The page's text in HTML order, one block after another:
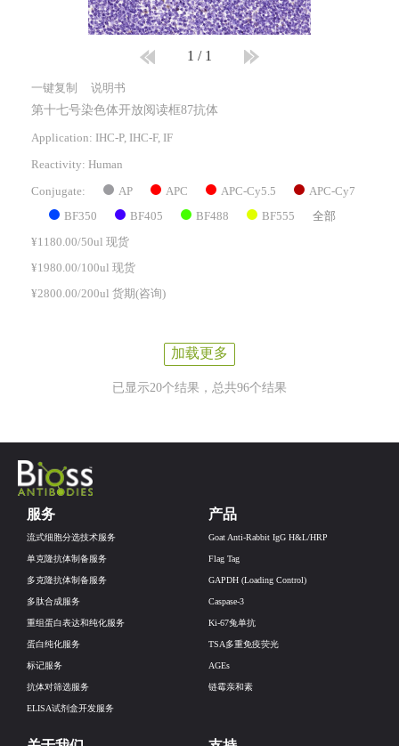
1 / 1
一键复制 说明书
第十七号染色体开放阅读框87抗体
Application: IHC-P, IHC-F, IF
Reactivity: Human
Conjugate: AP APC APC-Cy5.5 APC-Cy7
BF350 BF405 BF488 BF555 全部
¥1180.00/50ul 现货
¥1980.00/100ul 现货
¥2800.00/200ul 货期(咨询)
加载更多
已显示20个结果，总共96个结果
产品
Goat Anti-Rabbit IgG H&L/HRP
Flag Tag
GAPDH (Loading Control)
Caspase-3
Ki-67兔单抗
TSA多重免疫荧光
AGEs
链霉亲和素
服务
流式细胞分选技术服务
单克隆抗体制备服务
多克隆抗体制备服务
多肽合成服务
重组蛋白表达和纯化服务
蛋白纯化服务
标记服务
抗体对筛选服务
ELISA试剂盒开发服务